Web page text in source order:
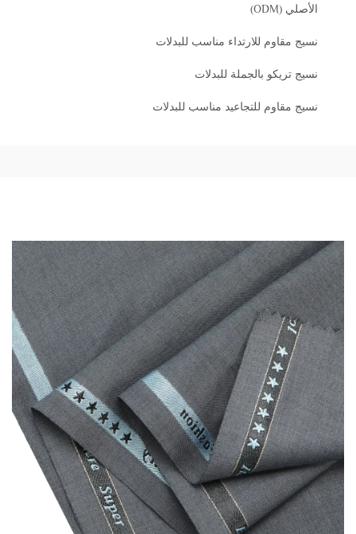
الأصلي (ODM)
نسيج مقاوم للارتداء مناسب للبدلات
نسيج تريكو بالجملة للبدلات
نسيج مقاوم للتجاعيد مناسب للبدلات